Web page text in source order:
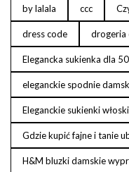
by lalala ccc
dress code drogeria
Elegancka sukienka dla
eleganckie spodnie
Eleganckie sukienki
Gdzie kupić fajne i tanie
H&M bluzki damskie